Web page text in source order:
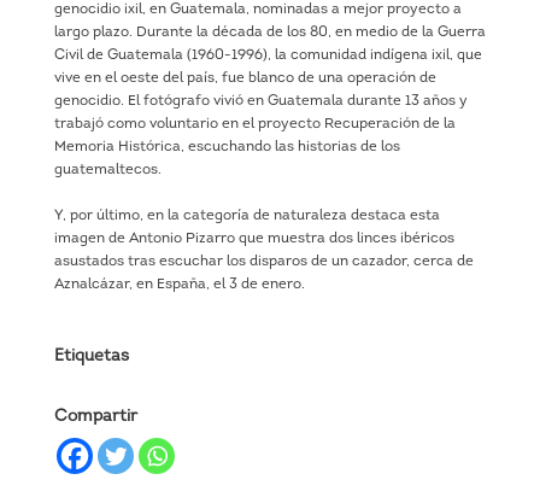
genocidio ixil, en Guatemala, nominadas a mejor proyecto a
largo plazo. Durante la década de los 80, en medio de la Guerra
Civil de Guatemala (1960-1996), la comunidad indígena ixil, que
vive en el oeste del país, fue blanco de una operación de
genocidio. El fotógrafo vivió en Guatemala durante 13 años y
trabajó como voluntario en el proyecto Recuperación de la
Memoria Histórica, escuchando las historias de los
guatemaltecos.
Y, por último, en la categoría de naturaleza destaca esta
imagen de Antonio Pizarro que muestra dos linces ibéricos
asustados tras escuchar los disparos de un cazador, cerca de
Aznalcázar, en España, el 3 de enero.
Etiquetas
Compartir